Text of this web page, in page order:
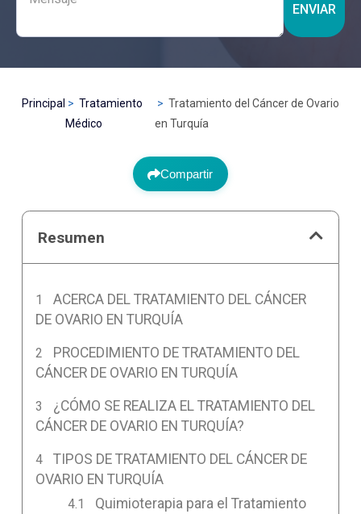
ENVIAR
Principal
Tratamiento
Médico
Tratamiento del Cáncer de Ovario
en Turquía
Compartir
Resumen
ACERCA DEL TRATAMIENTO DEL CÁNCER
DE OVARIO EN TURQUÍA
PROCEDIMIENTO DE TRATAMIENTO DEL
CÁNCER DE OVARIO EN TURQUÍA
¿CÓMO SE REALIZA EL TRATAMIENTO DEL
CÁNCER DE OVARIO EN TURQUÍA?
TIPOS DE TRATAMIENTO DEL CÁNCER DE
OVARIO EN TURQUÍA
Quimioterapia para el Tratamiento